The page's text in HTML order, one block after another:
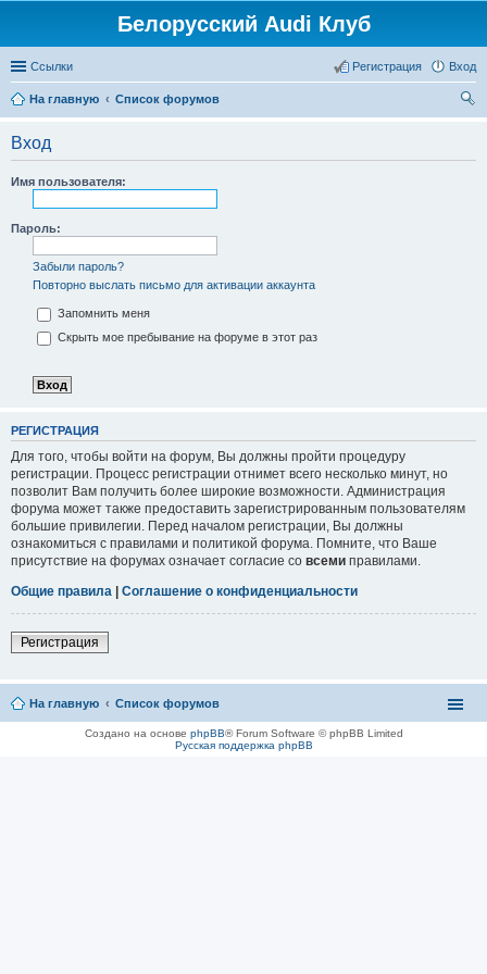
Белорусский Audi Клуб
Ссылки Вход
Регистрация
На главную
Список форумов
Вход
Имя пользователя:
Пароль:
Забыли пароль?
Повторно выслать письмо для активации аккаунта
Запомнить меня
Скрыть мое пребывание на форуме в этот раз
РЕГИСТРАЦИЯ
Для того, чтобы войти на форум, Вы должны пройти процедуру
регистрации. Процесс регистрации отнимет всего несколько минут, но
позволит Вам получить более широкие возможности. Администрация
форума может также предоставить зарегистрированным пользователям
большие привилегии. Перед началом регистрации, Вы должны
ознакомиться с правилами и политикой форума. Помните, что Ваше
присутствие на форумах означает согласие со всеми правилами.
Общие правила | Соглашение о конфиденциальности
Регистрация
На главную Список форумов
Создано на основе phpBB® Forum Software © phpBB Limited
Русская поддержка phpBB